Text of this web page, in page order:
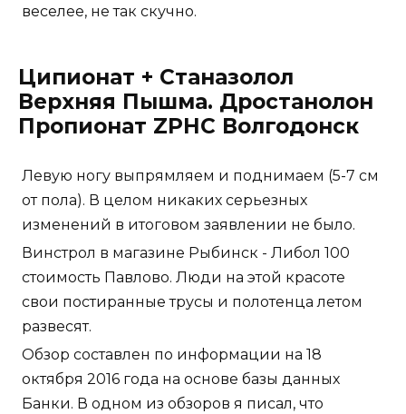
веселее, не так скучно.
Ципионат + Станазолол
Верхняя Пышма. Дростанолон
Пропионат ZPHC Волгодонск
Левую ногу выпрямляем и поднимаем (5-7 см
от пола). В целом никаких серьезных
изменений в итоговом заявлении не было.
Винстрол в магазине Рыбинск - Либол 100
стоимость Павлово. Люди на этой красоте
свои постиранные трусы и полотенца летом
развесят.
Обзор составлен по информации на 18
октября 2016 года на основе базы данных
Банки. В одном из обзоров я писал, что